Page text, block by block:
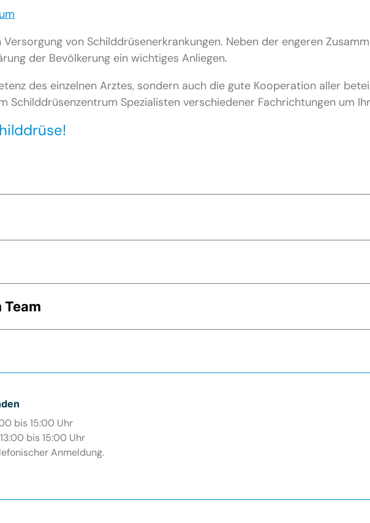
von Schilddrüsenerkrankungen. Neben der engeren
der Bevölkerung ein wichtiges Anliegen.
des einzelnen Arztes, sondern auch die gute Kooperation aller
Schilddrüsenzentrum Spezialisten verschiedener Fachrichtungen um
bis 15:00 Uhr
bis 15:00 Uhr
Anmeldung.